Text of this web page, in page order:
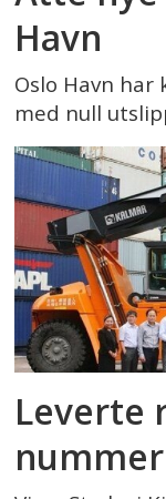
Havn
Oslo Havn
med null
Leverte